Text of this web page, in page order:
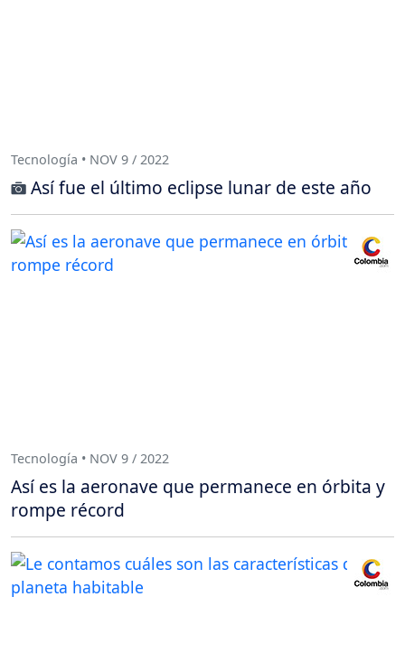
Tecnología • NOV 9 / 2022
Así fue el último eclipse lunar de este año
Tecnología • NOV 9 / 2022
Así es la aeronave que permanece en órbita y
rompe récord